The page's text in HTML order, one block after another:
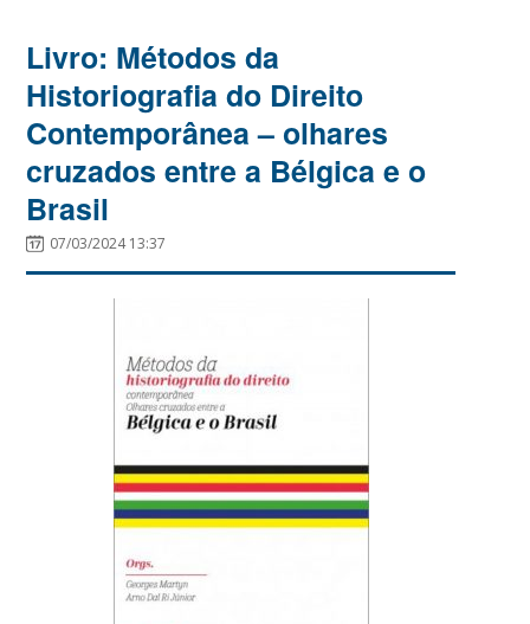
Livro: Métodos da
Historiografia do Direito
Contemporânea – olhares
cruzados entre a Bélgica e o
Brasil
07/03/2024 13:37